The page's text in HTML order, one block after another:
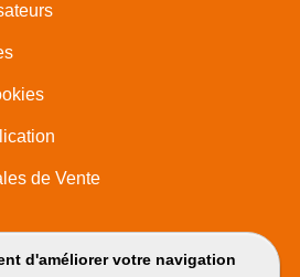
d'améliorer votre navigation
de Vente